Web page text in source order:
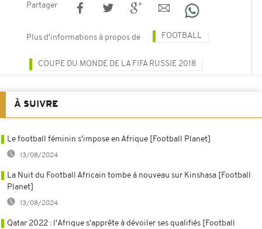
Partager
Plus d'informations à propos de FOOTBALL
COUPE DU MONDE DE LA FIFA RUSSIE 2018
À SUIVRE
Le football féminin s'impose en Afrique [Football Planet]
13/08/2024
La Nuit du Football Africain tombe à nouveau sur Kinshasa [Football
Planet]
13/08/2024
Qatar 2022 : l'Afrique s'apprête à dévoiler ses qualifiés [Football